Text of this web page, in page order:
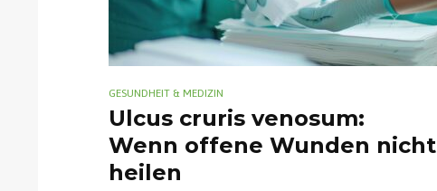
GESUNDHEIT & MEDIZIN
Ulcus cruris venosum:
Wenn offene Wunden nicht
heilen